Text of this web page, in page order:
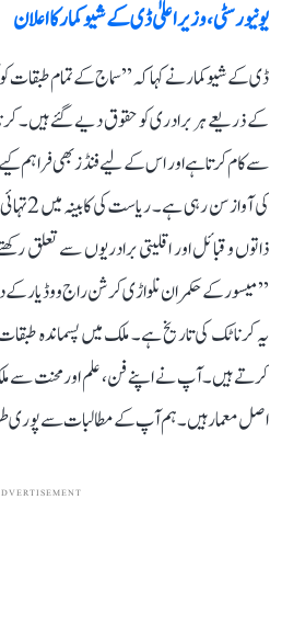
یونیورسٹی، وزیر اعلیٰ ڈی کے شیوکمار کا اعلان
ڈی کے شیوکمار نے کہا کہ ’’سماج کے تمام طبقات
کے ذریعے ہر برادری کو حقوق دیے گئے ہیں۔
سے کام کرتا ہے اور اس کے لیے فنڈز بھی فراہم
کی آواز
ذاتوں و قبائل اور اقلیتی برادریوں سے تعلق
’’میسور کے حکمران نلواڑی کرشن راج ووڈیار کے
کرتے ہیں۔ آپ نے اپنے فن، علم اور محنت سے
اصل معمار ہیں۔ ہم آپ کے مطالبات سے